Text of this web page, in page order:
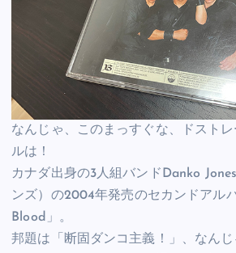
なんじゃ、このまっすぐな、ドスト
ルは！
カナダ出身の3人組バンドDanko
ンズ）の2004年発売のセカンドアル
Blood」。
邦題は「断固ダンコ主義！」、なんじ